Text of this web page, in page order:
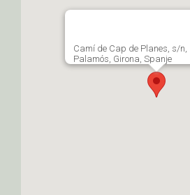
Camí de Cap de Planes, s/n,
Palamós, Girona, Spanje